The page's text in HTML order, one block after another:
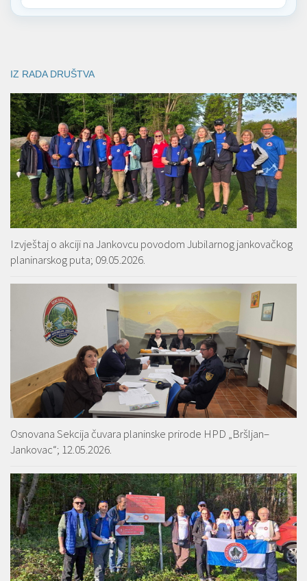
IZ RADA DRUŠTVA
Izvještaj o akciji na Jankovcu povodom Jubilarnog jankovačkog
planinarskog puta; 09.05.2026.
Osnovana Sekcija čuvara planinske prirode HPD „Bršljan–
Jankovac“; 12.05.2026.